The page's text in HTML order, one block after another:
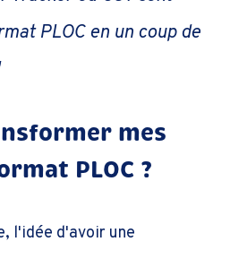
PLOC en un coup de
mes
PLOC ?
l'idée d'avoir une